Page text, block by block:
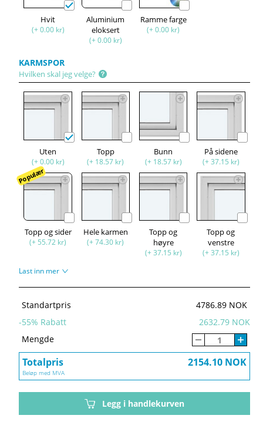
Hvit
(+ 0.00 kr)
Aluminium
eloksert
(+ 0.00 kr)
Ramme farge
(+ 0.00 kr)
KARMSPOR
Hvilken skal jeg velge?
Uten
(+ 0.00 kr)
Topp
(+ 18.57 kr)
Bunn
(+ 18.57 kr)
På sidene
(+ 37.15 kr)
Populær
Topp og sider
(+ 55.72 kr)
Hele karmen
(+ 74.30 kr)
Topp og
høyre
(+ 37.15 kr)
Topp og
venstre
(+ 37.15 kr)
Last inn mer
Standartpris
4786.89 NOK
-55% Rabatt
2632.79 NOK
Mengde
Totalpris 2154.10 NOK
Beløp med MVA
Legg i handlekurven